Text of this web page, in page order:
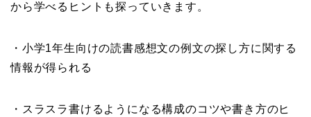
から学べるヒントも探っていきます。
・小学1年生向けの読書感想文の例文の探し方に関する
情報が得られる
・スラスラ書けるようになる構成のコツや書き方のヒ